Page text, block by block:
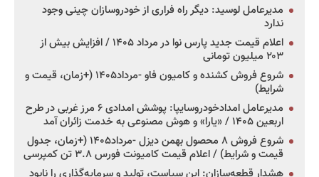
مدیرعامل لوسید: دیگر راه فراری از خودروسازان چینی وجود
ندارد
اعلام قیمت جدید پارس نوا در مرداد ۱۴۰۵ / افزایش بیش از
۲۰۳ میلیون تومانی
شروع فروش کشنده و کامیون فاو -مرداد۱۴۰۵ (+زمان، قیمت و
شرایط)
مدیرعامل امدادخودروسایپا: پوشش امدادی ۶ مرز غربی در طرح
اربعین ۱۴۰۵ / «یارا» و هوش مصنوعی به خدمت زائران آمد
شروع فروش ۸ محصول بهمن دیزل -مرداد۱۴۰۵ (+زمان، جدول
قیمت و شرایط) / اعلام قیمت کامیونت فورس ۳.۸ تن کمپرسی